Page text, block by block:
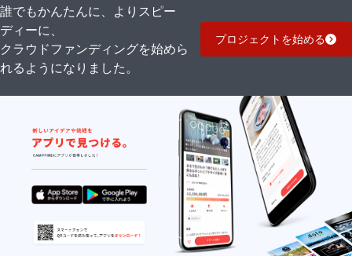
誰でもかんたんに、よりスピー
ディーに、
クラウドファンディングを始めら
れるようになりました。
プロジェクトを始める